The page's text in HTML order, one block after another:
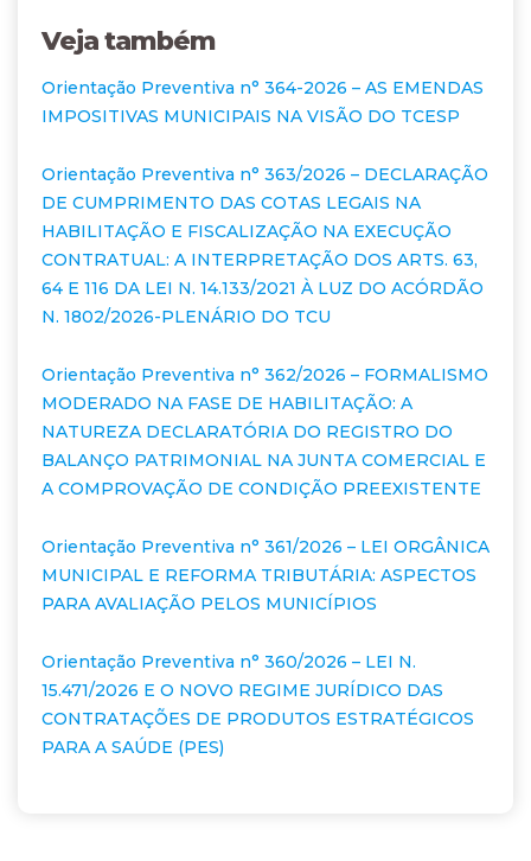
Veja também
Orientação Preventiva n° 364-2026 – AS EMENDAS
IMPOSITIVAS MUNICIPAIS NA VISÃO DO TCESP
Orientação Preventiva n° 363/2026 – DECLARAÇÃO
DE CUMPRIMENTO DAS COTAS LEGAIS NA
HABILITAÇÃO E FISCALIZAÇÃO NA EXECUÇÃO
CONTRATUAL: A INTERPRETAÇÃO DOS ARTS. 63,
64 E 116 DA LEI N. 14.133/2021 À LUZ DO ACÓRDÃO
N. 1802/2026-PLENÁRIO DO TCU
Orientação Preventiva n° 362/2026 – FORMALISMO
MODERADO NA FASE DE HABILITAÇÃO: A
NATUREZA DECLARATÓRIA DO REGISTRO DO
BALANÇO PATRIMONIAL NA JUNTA COMERCIAL E
A COMPROVAÇÃO DE CONDIÇÃO PREEXISTENTE
Orientação Preventiva n° 361/2026 – LEI ORGÂNICA
MUNICIPAL E REFORMA TRIBUTÁRIA: ASPECTOS
PARA AVALIAÇÃO PELOS MUNICÍPIOS
Orientação Preventiva n° 360/2026 – LEI N.
15.471/2026 E O NOVO REGIME JURÍDICO DAS
CONTRATAÇÕES DE PRODUTOS ESTRATÉGICOS
PARA A SAÚDE (PES)